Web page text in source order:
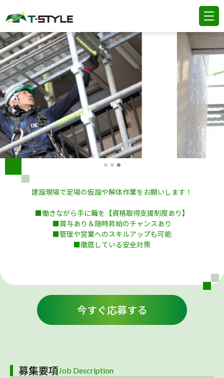
建設現場で足場の仮設や解体作業をお願いします！
■働きながら手に職を【資格取得支援制度あり】
■賞与あり＆随時昇給のチャンスあり
■管理や営業へのスキルアップも可能
■徹底している安全対策
今すぐ応募する
募集要項Job Description